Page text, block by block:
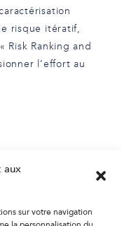
aux
sur votre navigation
risque itératif,
Risk Ranking and
l’effort au